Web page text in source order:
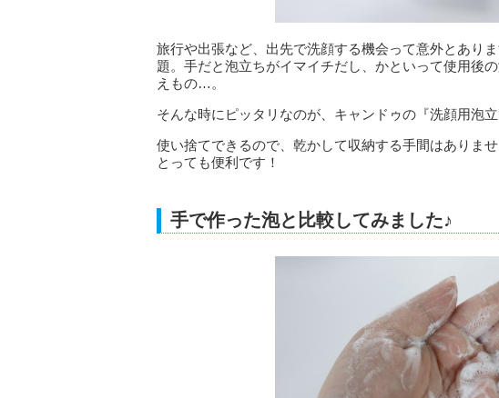
旅行や出張など、出先で洗顔する機会って意外とあり
題。手だと泡立ちがイマイチだし、かといって使用後
えもの…。
そんな時にピッタリなのが、キャンドゥの『洗顔用泡
使い捨てできるので、乾かして収納する手間はありま
とっても便利です！
手で作った泡と比較してみました♪